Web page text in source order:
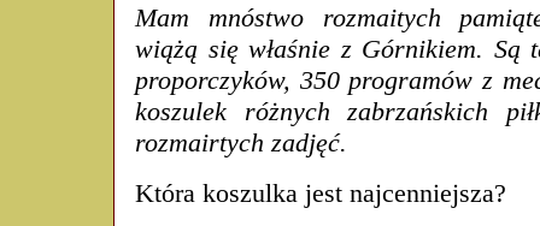
Mam mnóstwo rozmaitych
wiążą się właśnie z Górnikiem. Są
proporczyków, 350 programów z
koszulek różnych zabrzańskich
rozmairtych zadjęć.
Która koszulka jest najcenniejsza?